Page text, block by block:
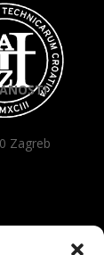
Zagreb